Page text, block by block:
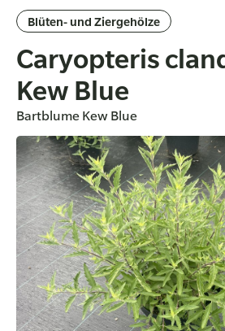
Blüten- und Ziergehölze
Caryopteris
Kew Blue
Bartblume Kew Blue